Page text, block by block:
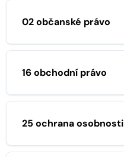
02 občanské právo
16 obchodní právo
25 ochrana osobnosti